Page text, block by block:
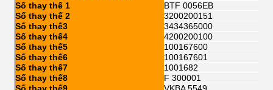
Số thay thế 1
BTF 0056EB
Số thay thế 2
3200200151
Số thay thế3
3434365000
Số thay thế4
4200200100
Số thay thế5
100167600
Số thay thế6
100167601
Số thay thế7
1001682
Số thay thế8
F 300001